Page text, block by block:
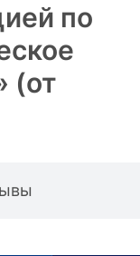
по
(от